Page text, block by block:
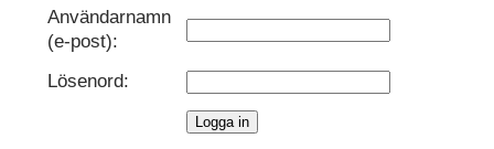
Användarnamn
(e-post):
Lösenord: